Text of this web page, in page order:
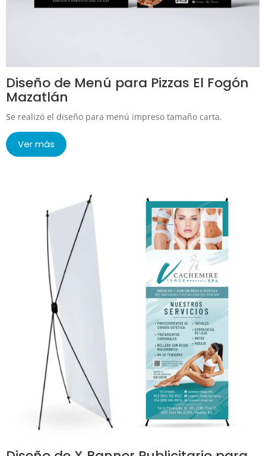
Diseño de Menú para Pizzas El Fogón
Mazatlán
Se realizó el diseño para menú impreso tamaño carta.
Ver más